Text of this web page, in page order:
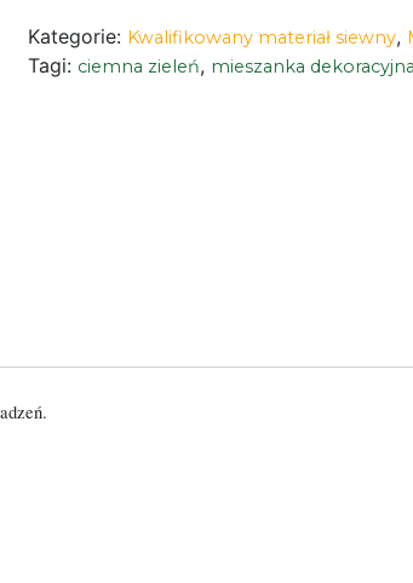
Kategorie: Kwalifikowany materiał siewny,
Tagi: ciemna zieleń, mieszanka dekoracyjna